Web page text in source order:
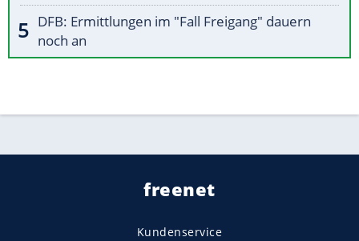
DFB: Ermittlungen im "Fall Freigang" dauern
noch an
freenet
Kundenservice